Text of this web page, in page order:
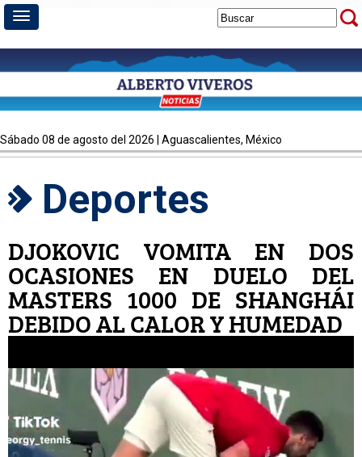
sábado 08 de agosto del 2026 | Aguascalientes, México
Deportes
DJOKOVIC VOMITA EN DOS
OCASIONES EN DUELO DEL
MASTERS 1000 DE SHANGHÁI
DEBIDO AL CALOR Y HUMEDAD